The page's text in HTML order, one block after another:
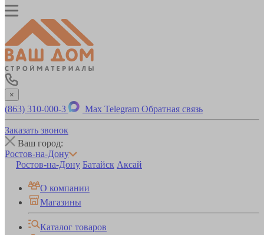
×
(863) 310-000-3 Max Telegram Обратная связь
Заказать звонок
Ваш город:
Ростов-на-Дону
Ростов-на-Дону Батайск Аксай
О компании
Магазины
Каталог товаров